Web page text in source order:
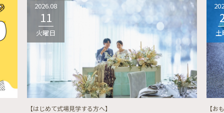
2026.08
11
火曜日
【はじめて式場見学する方へ】
土
【お